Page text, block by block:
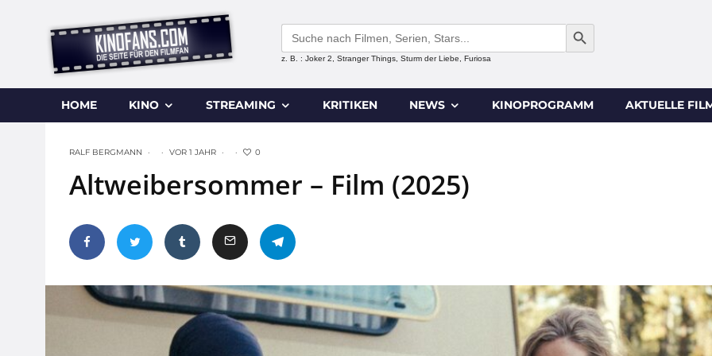
Search
for:
SEARCH BUTTON
z. B. : Joker 2, Stranger Things, Sturm der Liebe, Furiosa
HOME KINO STREAMING KRITIKEN NEWS KINOPROGRAMM AKTUELLE
RALF BERGMANN · · VOR 1 JAHR · · 0
Altweibersommer – Film (2025)